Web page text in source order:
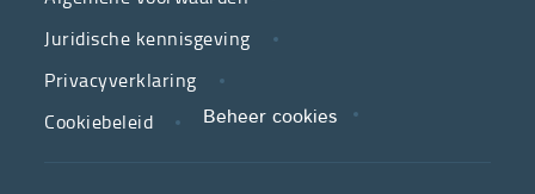
partner
in
zorg.
We
Juridische kennisgeving
Privacyverklaring
Cookiebeleid
Beheer cookies